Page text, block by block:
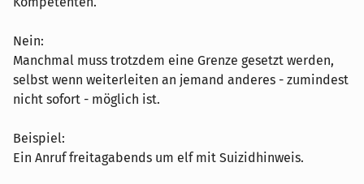
Nein:
Manchmal muss trotzdem eine Grenze gesetzt werden,
selbst wenn weiterleiten an jemand anderes - zumindest
nicht sofort - möglich ist.
Beispiel:
Ein Anruf freitagabends um elf mit Suizidhinweis.